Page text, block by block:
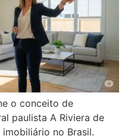
o conceito de
paulista A Riviera de
no Brasil.